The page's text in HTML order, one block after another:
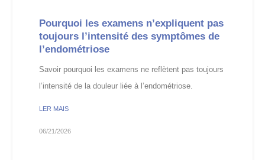
Pourquoi les examens n’expliquent pas
toujours l’intensité des symptômes de
l’endométriose
Savoir pourquoi les examens ne reflètent pas toujours
l’intensité de la douleur liée à l’endométriose.
LER MAIS
06/21/2026